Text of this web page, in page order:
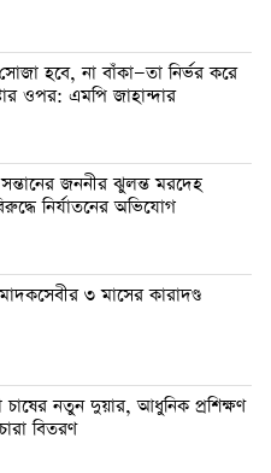
হবে, না বাঁকা—তা নির্ভর করে
ওপর: এমপি জাহান্দার
জননীর ঝুলন্ত মরদেহ
নির্যাতনের অভিযোগ
৩ মাসের কারাদণ্ড
নতুন দুয়ার, আধুনিক প্রশিক্ষণ
বিতরণ